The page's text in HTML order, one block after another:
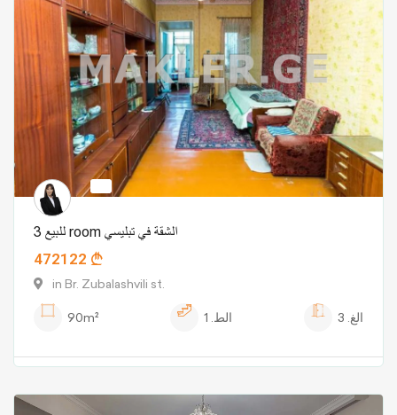
للبيع 3 room الشقة في تبليسي
472122
in Br. Zubalashvili st.
90m²
الط. 1 الغ. 3